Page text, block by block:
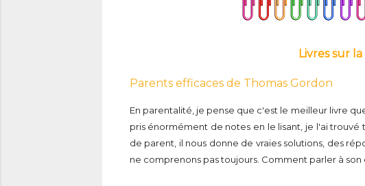
Livres sur
Parents efficaces de Thomas Gordon
En parentalité, je pense que c'est le meilleur livre
pris énormément de notes en le lisant, je l'ai
de parent, il nous donne de vraies solutions, des
ne comprenons pas toujours. Comment parler à